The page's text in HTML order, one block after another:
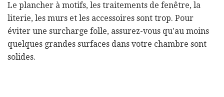
Le plancher à motifs, les traitements de fenêtre, la
literie, les murs et les accessoires sont trop. Pour
éviter une surcharge folle, assurez-vous qu'au moins
quelques grandes surfaces dans votre chambre sont
solides.